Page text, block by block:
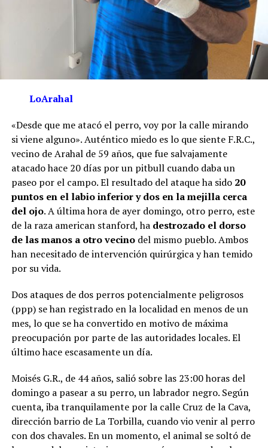
LoArahal
«Desde que me atacó el perro, voy por la calle mirando
si viene alguno». Auténtico miedo es lo que siente F.R.C.,
vecino de Arahal de 59 años, que fue salvajamente
atacado hace 20 días por un pitbull cuando daba un
paseo por el campo. El resultado del ataque ha sido20
puntos en el labio inferior y dos en la mejilla cerca
del ojo. A última hora de ayer domingo, otro perro, este
de la raza american stanford, ha destrozado el dorso
de las manos a otro vecinodel mismo pueblo. Ambos
han necesitado de intervención quirúrgica y han temido
por su vida.
Dos ataques de dos perros potencialmente peligrosos
(ppp) se han registrado en la localidad en menos de un
mes, lo que se ha convertido en motivo de máxima
preocupación por parte de las autoridades locales. El
último hace escasamente un día.
Moisés G.R., de 44 años, salió sobre las 23:00 horas del
domingo a pasear a su perro, un labrador negro. Según
cuenta, iba tranquilamente por la calle Cruz de la Cava,
dirección barrio de La Torbilla, cuando vio venir al perro
con dos chavales. En un momento, el animal se soltó de